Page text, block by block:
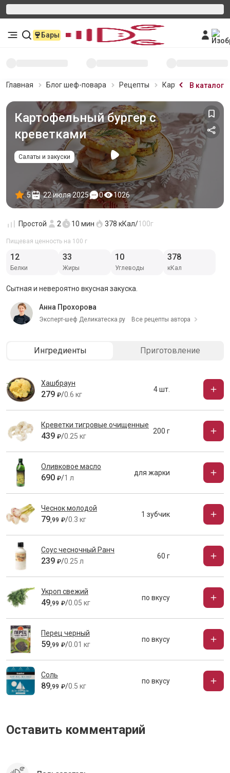
Бары
Главная Блог шеф-повара Рецепты Картофельный
В каталог
Картофельный бургер с
креветками
Салаты и закуски
5 22 июля 2025 0 1026
Простой 2 10 мин 378 кКал/100г
Пищевая ценность на 100 г
12
Белки
33
Жиры
10
Углеводы
378
кКал
Сытная и невероятно вкусная закуска.
Анна Прохорова
Эксперт-шеф Деликатеска.ру Все рецепты автора
Ингредиенты Приготовление
Хашбраун
279 ₽/0.6 кг
4 шт.
Креветки тигровые очищенные
439 ₽/0.25 кг
200 г
Оливковое масло
690 ₽/1 л
для жарки
Чеснок молодой
79,99 ₽/0.3 кг
1 зубчик
Соус чесночный Ранч
239 ₽/0.25 л
60 г
Укроп свежий
49,99 ₽/0.05 кг
по вкусу
Перец черный
59,99 ₽/0.01 кг
по вкусу
Соль
89,99 ₽/0.5 кг
по вкусу
Оставить комментарий